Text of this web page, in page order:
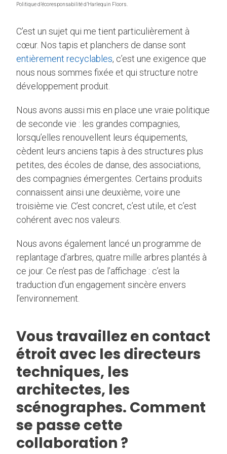
Politique d’écoresponsabilité d’Harlequin Floors.
C’est un sujet qui me tient particulièrement à
cœur. Nos tapis et planchers de danse sont
entièrement recyclables, c’est une exigence que
nous nous sommes fixée et qui structure notre
développement produit.
Nous avons aussi mis en place une vraie politique
de seconde vie : les grandes compagnies,
lorsqu’elles renouvellent leurs équipements,
cèdent leurs anciens tapis à des structures plus
petites, des écoles de danse, des associations,
des compagnies émergentes. Certains produits
connaissent ainsi une deuxième, voire une
troisième vie. C’est concret, c’est utile, et c’est
cohérent avec nos valeurs.
Nous avons également lancé un programme de
replantage d’arbres, quatre mille arbres plantés à
ce jour. Ce n’est pas de l’affichage : c’est la
traduction d’un engagement sincère envers
l’environnement.
Vous travaillez en contact
étroit avec les directeurs
techniques, les
architectes, les
scénographes. Comment
se passe cette
collaboration ?